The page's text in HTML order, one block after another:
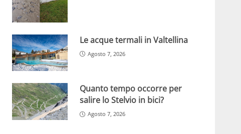
Le acque termali in Valtellina
Agosto 7, 2026
Quanto tempo occorre per
salire lo Stelvio in bici?
Agosto 7, 2026